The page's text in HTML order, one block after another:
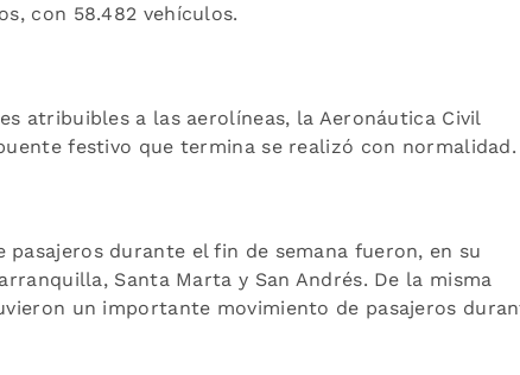
con 58.482 vehículos.
atribuibles a las aerolíneas, la Aeronáutica Civil
festivo que termina se realizó con normalidad.
durante el fin de semana fueron, en su
Santa Marta y San Andrés. De la misma
un importante movimiento de pasajeros